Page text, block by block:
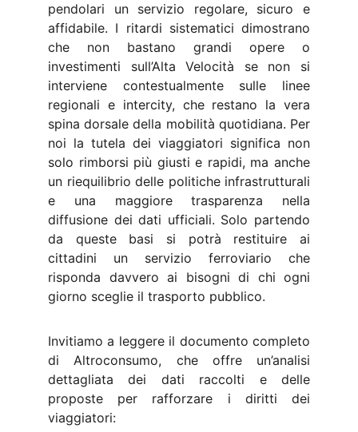
pendolari un servizio regolare, sicuro e
affidabile. I ritardi sistematici dimostrano
che non bastano grandi opere o
investimenti sull’Alta Velocità se non si
interviene contestualmente sulle linee
regionali e intercity, che restano la vera
spina dorsale della mobilità quotidiana. Per
noi la tutela dei viaggiatori significa non
solo rimborsi più giusti e rapidi, ma anche
un riequilibrio delle politiche infrastrutturali
e una maggiore trasparenza nella
diffusione dei dati ufficiali. Solo partendo
da queste basi si potrà restituire ai
cittadini un servizio ferroviario che
risponda davvero ai bisogni di chi ogni
giorno sceglie il trasporto pubblico.
Invitiamo a leggere il documento completo
di Altroconsumo, che offre un’analisi
dettagliata dei dati raccolti e delle
proposte per rafforzare i diritti dei
viaggiatori: